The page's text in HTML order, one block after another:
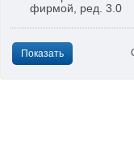
фирмой, ред. 3.0